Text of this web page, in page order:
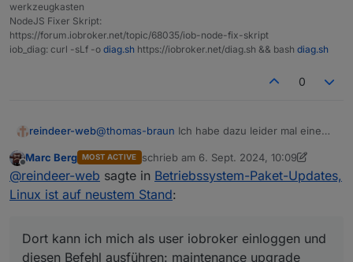
werkzeugkasten
NodeJS Fixer Skript:
https://forum.iobroker.net/topic/68035/iob-node-fix-skript
iob_diag: curl -sLf -o diag.sh https://iobroker.net/diag.sh && bash diag.sh
0
reindeer-web@thomas-braun Ich habe dazu leider mal eine
Bei mir läuft iobroker in einem Container auf
einem QNAP-NAS.
Dort kann ich mich als user iobroker einloggen
Dabei werden aber nicht die Betriebssystem-
Paket-Updates installiert.
Offline
Marc Berg MOST ACTIVE schrieb am 6. Sept. 2024, 10:09
zuletzt editiert von Marc Berg9. Juni 2024,
@reindeer-web sagte in Betriebssystem-Paket-Updates,
Linux ist auf neustem Stand:
Dort kann ich mich als user iobroker einloggen und
diesen Befehl ausführen: maintenance upgrade